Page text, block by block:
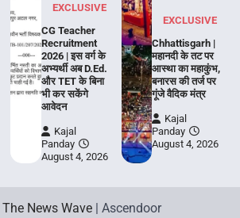
EXCLUSIVE
CG Teacher
Recruitment
2026 | इस वर्ग के
अभ्यर्थी अब D.Ed.
और TET के बिना
भी कर सकेंगे
आवेदन
Kajal
Panday
August 4, 2026
EXCLUSIVE
Chhattisgarh |
महानदी के तट पर
आस्था का महाकुंभ,
बनारस की तर्ज पर
गूंजे वैदिक मंत्र
Kajal
Panday
August 4, 2026
The News Wave | Ascendoor